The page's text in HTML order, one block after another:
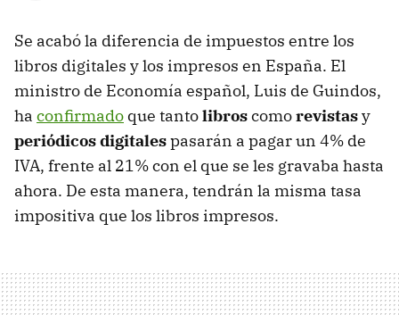
Se acabó la diferencia de impuestos entre los
libros digitales y los impresos en España. El
ministro de Economía español, Luis de Guindos,
ha confirmado que tantolibroscomorevistasy
periódicos digitalespasarán a pagar un 4% de
IVA, frente al 21% con el que se les gravaba hasta
ahora. De esta manera, tendrán la misma tasa
impositiva que los libros impresos.